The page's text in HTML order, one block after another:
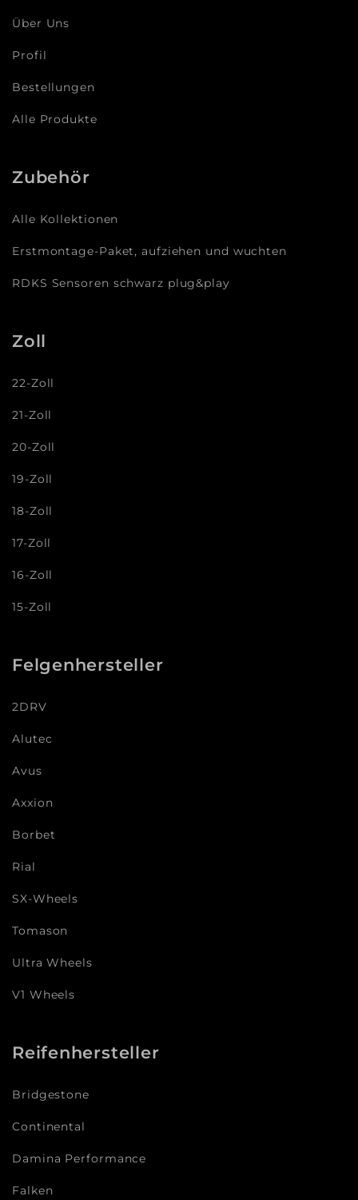
Über Uns
Profil
Bestellungen
Alle Produkte
Zubehör
Alle Kollektionen
Erstmontage-Paket, aufziehen und wuchten
RDKS Sensoren schwarz plug&play
Zoll
22-Zoll
21-Zoll
20-Zoll
19-Zoll
18-Zoll
17-Zoll
16-Zoll
15-Zoll
Felgenhersteller
2DRV
Alutec
Avus
Axxion
Borbet
Rial
SX-Wheels
Tomason
Ultra Wheels
V1 Wheels
Reifenhersteller
Bridgestone
Continental
Damina Performance
Falken